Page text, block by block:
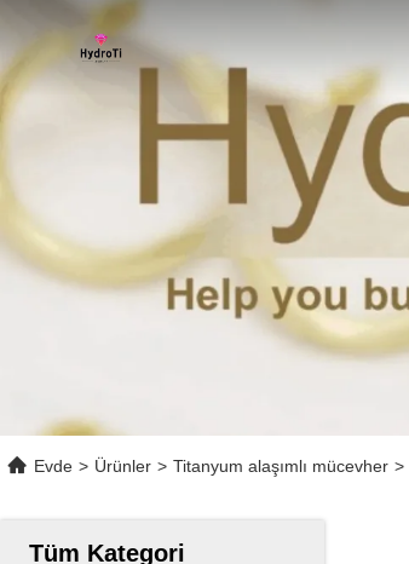
Evde > Ürünler > Titanyum alaşımlı mücevher >
Tüm Kategori